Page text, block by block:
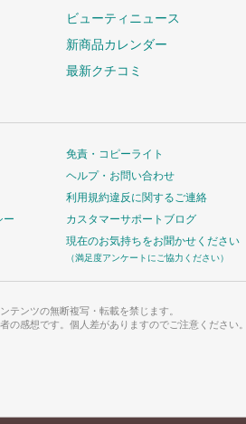
ビューティニュース
新商品カレンダー
最新クチコミ
ー
免責・コピーライト
ヘルプ・お問い合わせ
利用規約違反に関するご連絡
カスタマーサポートブログ
現在のお気持ちをお聞かせください
（満足度アンケートにご協力ください）
テンツの無断複写・転載を禁じます。
の感想です。個人差がありますのでご注意ください